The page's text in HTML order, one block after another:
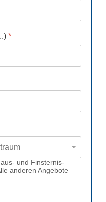
*
und Finsternis-
anderen Angebote